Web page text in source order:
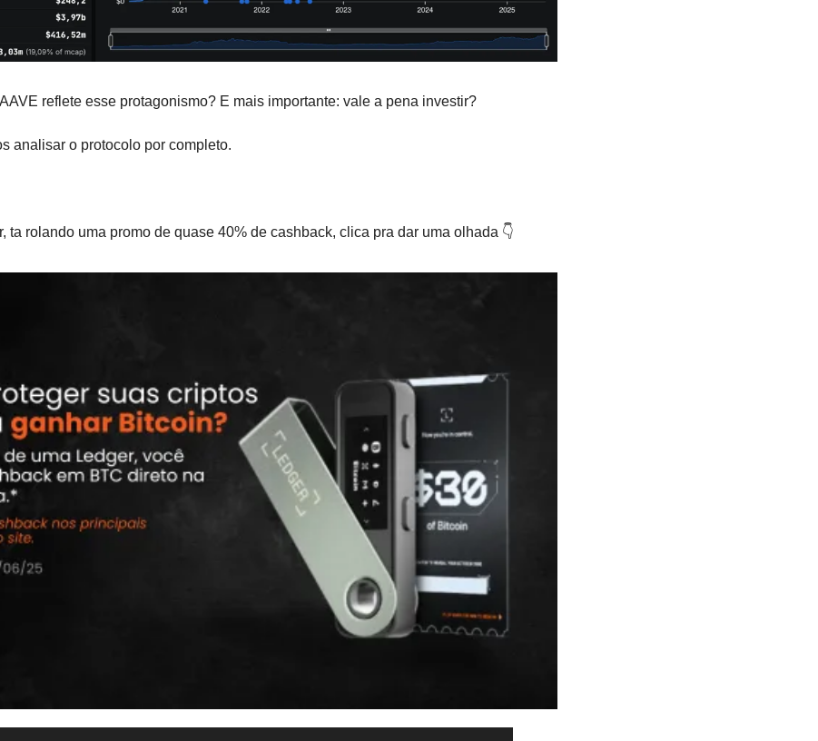
reflete esse protagonismo? E mais importante: vale a pena investir?
analisar o protocolo por completo.
ta rolando uma promo de quase 40% de cashback, clica pra dar uma olhada 👇